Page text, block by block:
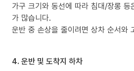
가구 크기와 동선에 따라 침대/장롱
가 많습니다.
운반 중 손상을 줄이려면 상차 순서와
4. 운반 및 도착지 하차